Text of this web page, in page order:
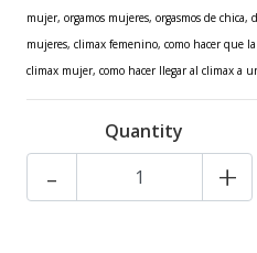
mujer, orgamos mujeres, orgasmos de
mujeres, climax femenino, como hacer que
climax mujer, como hacer llegar al climax a
Quantity
- +